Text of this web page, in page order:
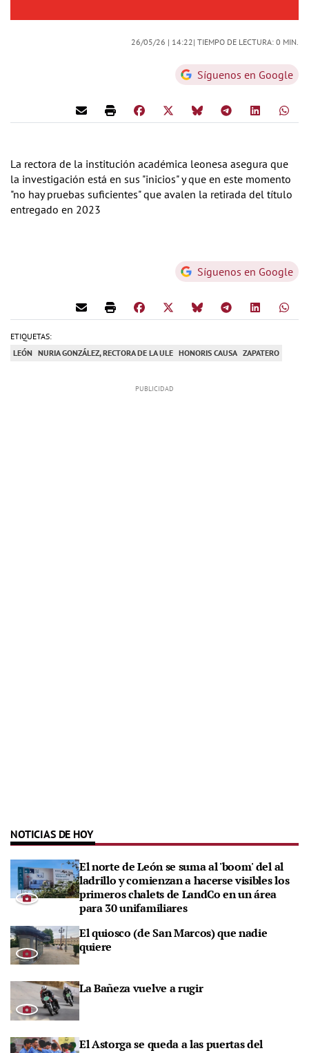
26/05/26 | 14:22| TIEMPO DE LECTURA: 0 MIN.
Síguenos en Google
La rectora de la institución académica leonesa asegura que
la investigación está en sus "inicios" y que en este momento
"no hay pruebas suficientes" que avalen la retirada del título
entregado en 2023
Síguenos en Google
ETIQUETAS:
LEÓN NURIA GONZÁLEZ, RECTORA DE LA ULE HONORIS CAUSA ZAPATERO
NOTICIAS DE HOY
El norte de León se suma al 'boom' del al
ladrillo y comienzan a hacerse visibles los
primeros chalets de LandCo en un área
para 30 unifamiliares
El quiosco (de San Marcos) que nadie
quiere
La Bañeza vuelve a rugir
El Astorga se queda a las puertas del